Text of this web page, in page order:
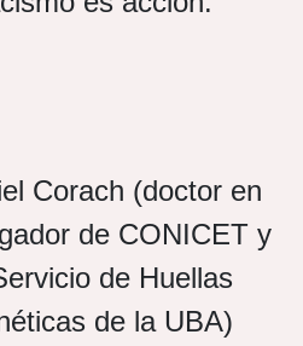
Corach (doctor en
de CONICET y
de Huellas
de la UBA)